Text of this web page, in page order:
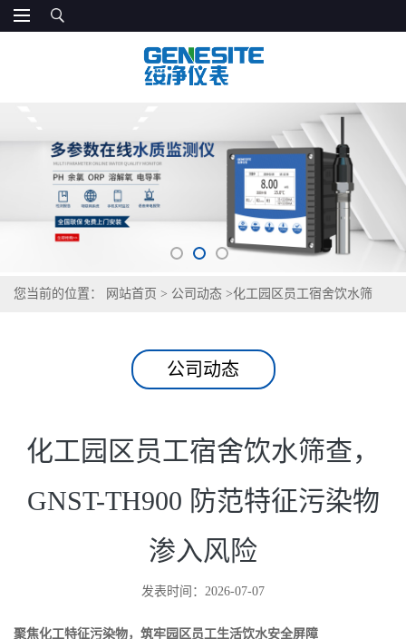
您当前的位置： 网站首页 > 公司动态 >化工园区员工宿舍饮水筛
公司动态
化工园区员工宿舍饮水筛查，
GNST-TH900 防范特征污染物
渗入风险
发表时间：2026-07-07
聚焦化工特征污染物，筑牢园区员工生活饮水安全屏障